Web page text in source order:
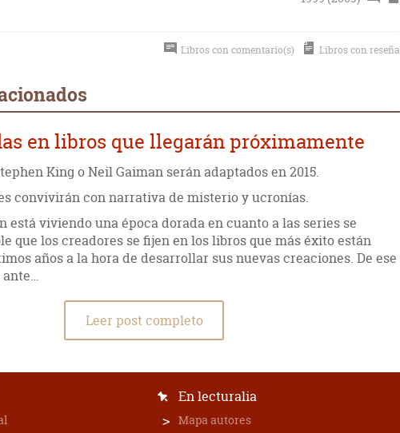
Libros con comentario(s) Libros con reseña
en libros que llegarán próximamente
King o Neil Gaiman serán adaptados en 2015.
convivirán con narrativa de misterio y ucronías.
está viviendo una época dorada en cuanto a las series se
que los creadores se fijen en los libros que más éxito están
años a la hora de desarrollar sus nuevas creaciones. De ese
ante…
Leer post completo
En lecturalia
Mapa autores